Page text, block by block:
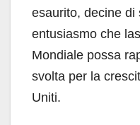
esaurito, decine di
entusiasmo che
Mondiale possa
svolta per la
Uniti.